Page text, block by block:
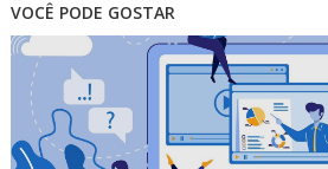
VOCÊ PODE GOSTAR